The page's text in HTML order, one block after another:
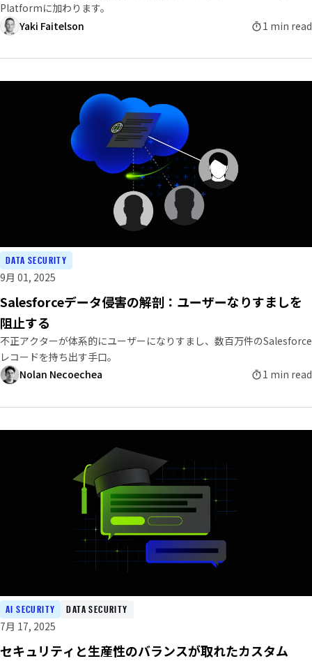
Platformに加わります。
Yaki Faitelson
1 min read
DATA SECURITY
9月 01, 2025
Salesforceデータ侵害の解剖：ユーザーなりすましを
阻止する
不正アクターが体系的にユーザーになりすまし、数百万件のSalesforce
レコードを持ち出す手口。
Nolan Necoechea
1 min read
AI SECURITY DATA SECURITY
7月 17, 2025
セキュリティと生産性のバランスが取れたカスタム